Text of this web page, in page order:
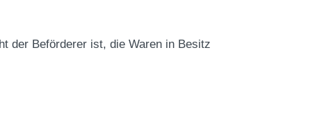
der Beförderer ist, die Waren in Besitz